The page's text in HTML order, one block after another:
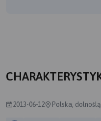
2013-06-12 Polska,